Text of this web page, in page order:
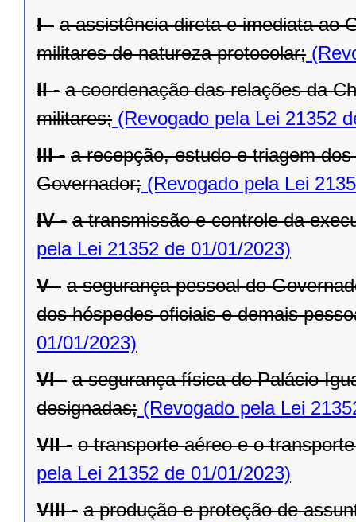
I - a assistência direta e imediata ao
militares de natureza protocolar;
II - a coordenação das relações da
militares; (Revogado pela Lei 21352
III - a recepção, estudo e triagem
Governador; (Revogado pela Lei
IV - a transmissão e controle da
pela Lei 21352 de 01/01/2023)
V - a segurança pessoal do
dos hóspedes oficiais e demais
01/01/2023)
VI - a segurança física do Palácio
designadas; (Revogado pela Lei
VII - o transporte aéreo e o
pela Lei 21352 de 01/01/2023)
VIII - a produção e proteção de